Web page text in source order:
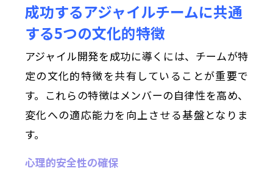
成功するアジャイルチームに共通
する5つの文化的特徴
アジャイル開発を成功に導くには、チームが特
定の文化的特徴を共有していることが重要で
す。これらの特徴はメンバーの自律性を高め、
変化への適応能力を向上させる基盤となりま
す。
心理的安全性の確保